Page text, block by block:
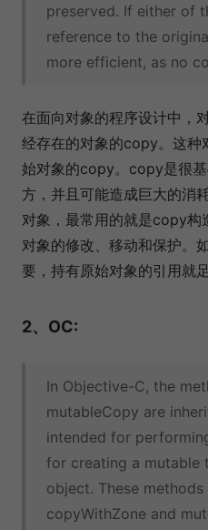
preserved. If either of
reference to the
more efficient, as no
在面向对象的程序设计中，
经存在的对象的copy。这种
始对象的copy。copy是很
方，并且可能造成巨大的消
对象，最常用的就是copy
对象的修改、移动和保护。
要，持有原始对象的引用就
2、OC:
In Objective-C, the
mutableCopy are
intended for
for creating a mutable
object. These
copyWithZone and